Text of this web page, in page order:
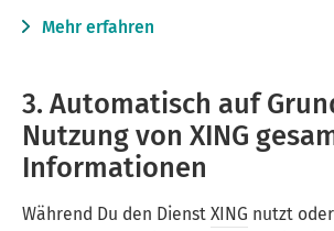
Mehr erfahren
3. Automatisch auf
Nutzung von XING
Informationen
Während Du den DienstXING nutzt